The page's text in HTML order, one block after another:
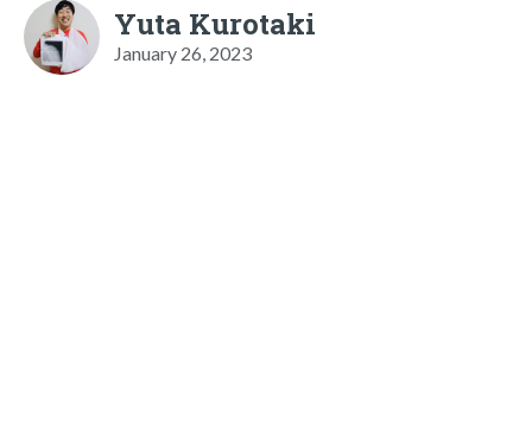
Yuta Kurotaki
January 26, 2023